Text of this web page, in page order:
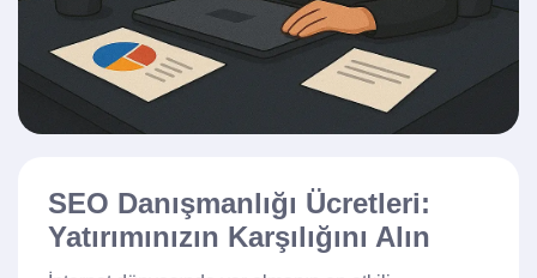
SEO Danışmanlığı Ücretleri:
Yatırımınızın Karşılığını Alın